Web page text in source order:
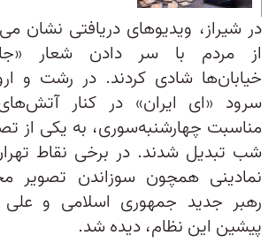
در شیراز، ویدیوهای دریافتی نشان
از مردم با سر دادن شعار
خیابان‌ها شادی کردند. در رشت و
سرود «ای ایران» در کنار
مناسبت چهارشنبه‌سوری، به یکی از
شب تبدیل شدند. در برخی نقاط
نمادینی همچون سوزاندن تصویر
رهبر جدید جمهوری اسلامی و علی
پیشین این نظام، دیده شد.